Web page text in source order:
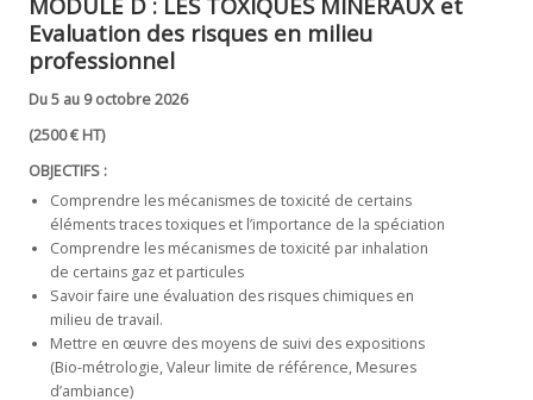
Evaluation des risques en milieu
professionnel
Du 5 au 9 octobre 2026
(2500 € HT)
OBJECTIFS :
Comprendre les mécanismes de toxicité de certains
éléments traces toxiques et l’importance de la spéciation
Comprendre les mécanismes de toxicité par inhalation
de certains gaz et particules
Savoir faire une évaluation des risques chimiques en
milieu de travail.
Mettre en œuvre des moyens de suivi des expositions
(Bio-métrologie, Valeur limite de référence, Mesures
d’ambiance)